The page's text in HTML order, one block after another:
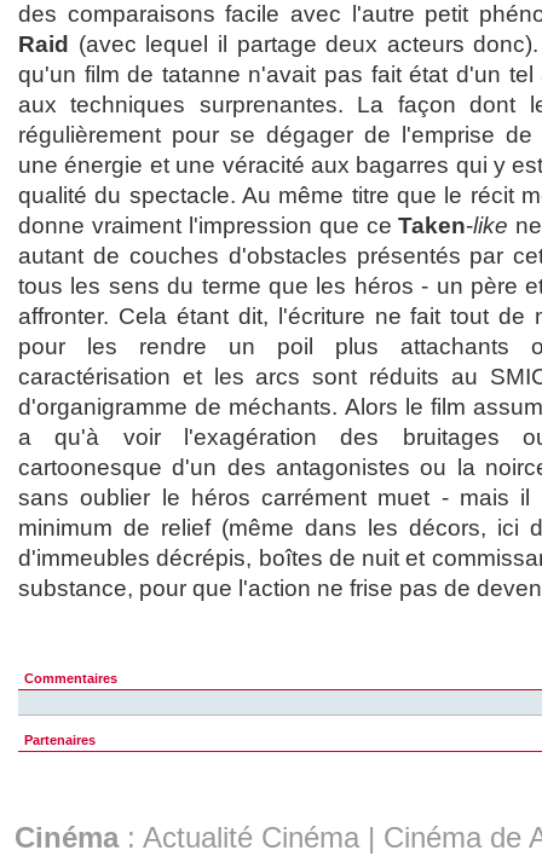
des comparaisons facile avec l'autre petit
Raid
(avec lequel il partage deux acteurs
qu'un film de tatanne n'avait pas fait état d'un
aux techniques surprenantes. La façon dont
régulièrement pour se dégager de l'emprise
une énergie et une véracité aux bagarres qui y
qualité du spectacle. Au même titre que le récit
donne vraiment l'impression que ceTaken-like
autant de couches d'obstacles présentés par
tous les sens du terme que les héros - un père
affronter. Cela étant dit, l'écriture ne fait tout de
pour les rendre un poil plus attachants
caractérisation et les arcs sont réduits au
d'organigramme de méchants. Alors le film
a qu'à voir l'exagération des bruitages
cartoonesque d'un des antagonistes ou la
sans oublier le héros carrément muet - mais il
minimum de relief (même dans les décors, ici
d'immeubles décrépis, boîtes de nuit et
substance, pour que l'action ne frise pas de
Commentaires
Partenaires
Cinéma: Actualité Cinéma | Cinéma de